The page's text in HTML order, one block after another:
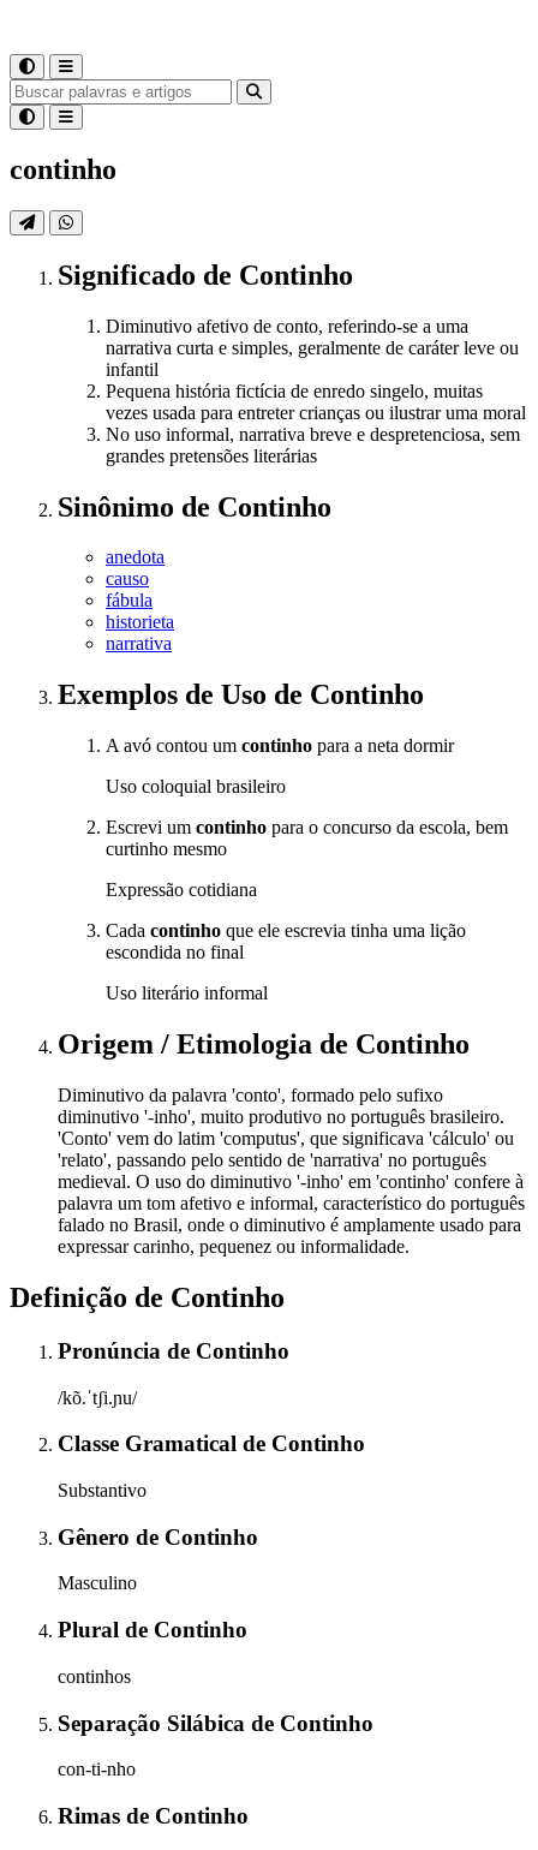
continho
Significado de Continho
Diminutivo afetivo de conto, referindo-se a uma
narrativa curta e simples, geralmente de caráter leve ou
infantil
Pequena história fictícia de enredo singelo, muitas
vezes usada para entreter crianças ou ilustrar uma moral
No uso informal, narrativa breve e despretenciosa, sem
grandes pretensões literárias
Sinônimo de Continho
anedota
causo
fábula
historieta
narrativa
Exemplos de Uso de Continho
A avó contou um continho para a neta dormir
Uso coloquial brasileiro
Escrevi um continho para o concurso da escola, bem
curtinho mesmo
Expressão cotidiana
Cada continho que ele escrevia tinha uma lição
escondida no final
Uso literário informal
Origem / Etimologia de Continho
Diminutivo da palavra 'conto', formado pelo sufixo
diminutivo '-inho', muito produtivo no português brasileiro.
'Conto' vem do latim 'computus', que significava 'cálculo' ou
'relato', passando pelo sentido de 'narrativa' no português
medieval. O uso do diminutivo '-inho' em 'continho' confere à
palavra um tom afetivo e informal, característico do português
falado no Brasil, onde o diminutivo é amplamente usado para
expressar carinho, pequenez ou informalidade.
Definição de Continho
Pronúncia de Continho
/kõ.ˈtʃi.ɲu/
Classe Gramatical de Continho
Substantivo
Gênero de Continho
Masculino
Plural de Continho
continhos
Separação Silábica de Continho
con-ti-nho
Rimas de Continho